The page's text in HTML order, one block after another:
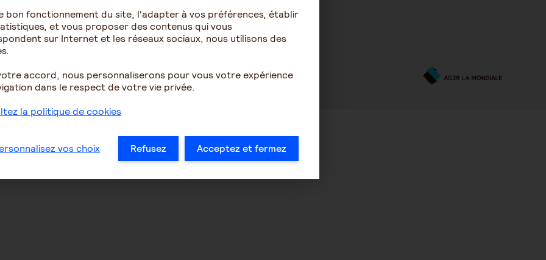
bon fonctionnement du site, l'adapter à vos préférences, établir
et vous proposer des contenus qui vous
sur Internet et les réseaux sociaux, nous utilisons des
accord, nous personnaliserons pour vous votre expérience
dans le respect de votre vie privée.
la politique de cookies
vos choix Refusez Acceptez et fermez